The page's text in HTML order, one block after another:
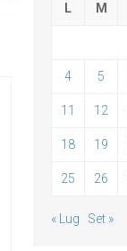
L M
4 5
11 12
18 19
25 26
« Lug Set »